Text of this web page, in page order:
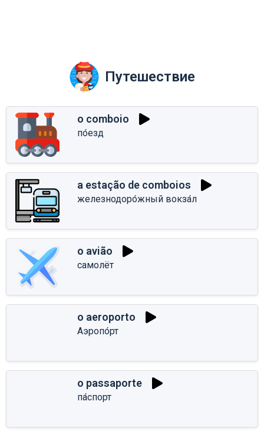
Путешествие
o comboio
по́езд
a estação de comboios
железнодоро́жный вокза́л
o avião
самолёт
o aeroporto
Аэропо́рт
o passaporte
па́спорт